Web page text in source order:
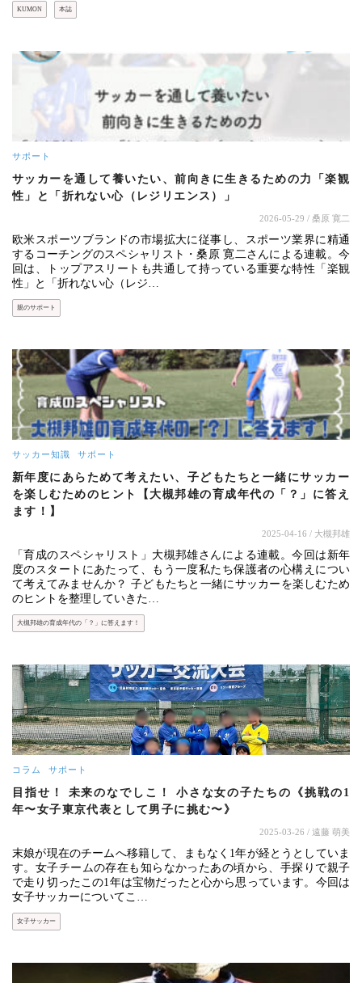
KUMON 本誌
サポート
サッカーを通して養いたい、前向きに生きるための力「楽観
性」と「折れない心（レジリエンス）」
2026-05-29 / 桑原 寛二
欧米スポーツブランドの市場拡大に従事し、スポーツ業界に精通
するコーチングのスペシャリスト・桑原 寛二さんによる連載。今
回は、トップアスリートも共通して持っている重要な特性「楽観
性」と「折れない心（レジ…
親のサポート
サッカー知識 サポート
新年度にあらためて考えたい、子どもたちと一緒にサッカー
を楽しむためのヒント【大槻邦雄の育成年代の「？」に答え
ます！】
2025-04-16 / 大槻邦雄
「育成のスペシャリスト」大槻邦雄さんによる連載。今回は新年
度のスタートにあたって、もう一度私たち保護者の心構えについ
て考えてみませんか？ 子どもたちと一緒にサッカーを楽しむため
のヒントを整理していきた…
大槻邦雄の育成年代の「？」に答えます！
コラム サポート
目指せ！ 未来のなでしこ！ 小さな女の子たちの《挑戦の1
年〜女子東京代表として男子に挑む〜》
2025-03-26 / 遠藤 萌美
末娘が現在のチームへ移籍して、まもなく1年が経とうとしていま
す。女子チームの存在も知らなかったあの頃から、手探りで親子
で走り切ったこの1年は宝物だったと心から思っています。今回は
女子サッカーについてこ…
女子サッカー